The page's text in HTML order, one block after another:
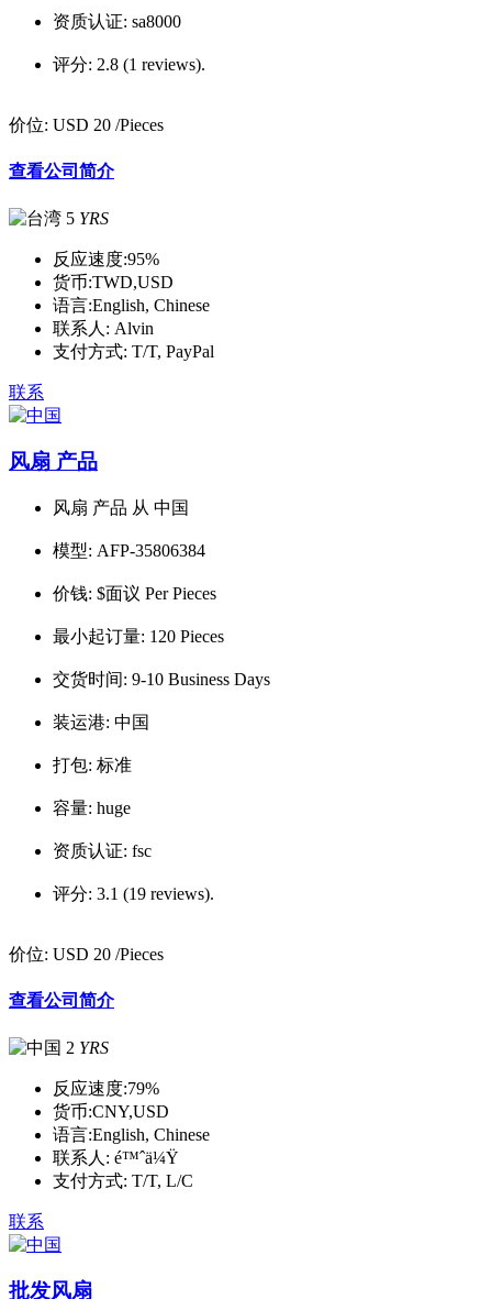
资质认证: sa8000
评分: 2.8 (1 reviews).
价位: USD 20 /Pieces
查看公司简介
5 YRS
反应速度:95%
货币:TWD,USD
语言:English, Chinese
联系人: Alvin
支付方式: T/T, PayPal
联系
风扇 产品
风扇 产品 从 中国
模型: AFP-35806384
价钱: $面议 Per Pieces
最小起订量: 120 Pieces
交货时间: 9-10 Business Days
装运港: 中国
打包: 标准
容量: huge
资质认证: fsc
评分: 3.1 (19 reviews).
价位: USD 20 /Pieces
查看公司简介
2 YRS
反应速度:79%
货币:CNY,USD
语言:English, Chinese
联系人: é™ˆä¼Ÿ
支付方式: T/T, L/C
联系
批发风扇